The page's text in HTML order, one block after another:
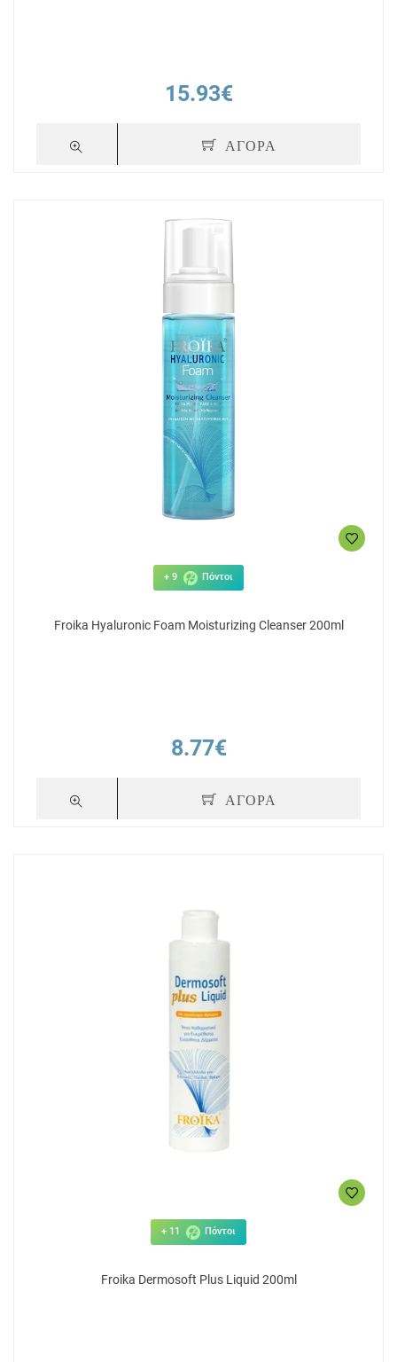
15.93€
ΑΓΟΡΑ
+ 9 Πόντοι
Froika Hyaluronic Foam Moisturizing Cleanser 200ml
8.77€
ΑΓΟΡΑ
+ 11 Πόντοι
Froika Dermosoft Plus Liquid 200ml